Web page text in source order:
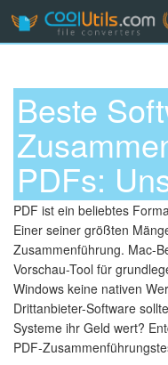
Beste
PDFs:
PDF ist ein beliebtes
Einer seiner größten
Zusammenführung. Mac-
Vorschau-Tool für
Windows keine nativen
Drittanbieter-Software
Systeme ihr Geld wert?
PDF-